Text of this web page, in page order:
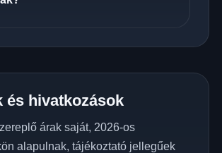
és hivatkozások
árak saját, 2026-os
alapulnak, tájékoztató jellegűek